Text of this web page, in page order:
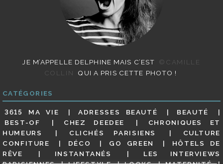
JE M’APPELLE DELPHINE MAIS C’EST
©CAMILLE
COLLIN
QUI A PRIS CETTE PHOTO !
CATÉGORIES
3615 MA VIE ADRESSES BEAUTÉ
BEAUTÉ
BEST-OF
CHEZ DEEDEE
CHRONIQUES ET
HUMEURS
CLICHÉS PARISIENS
CULTURE
CONFITURE
DÉCO GO GREEN
HÔTELS DE
RÊVE
INSTANTANÉS
LES INTERVIEWS